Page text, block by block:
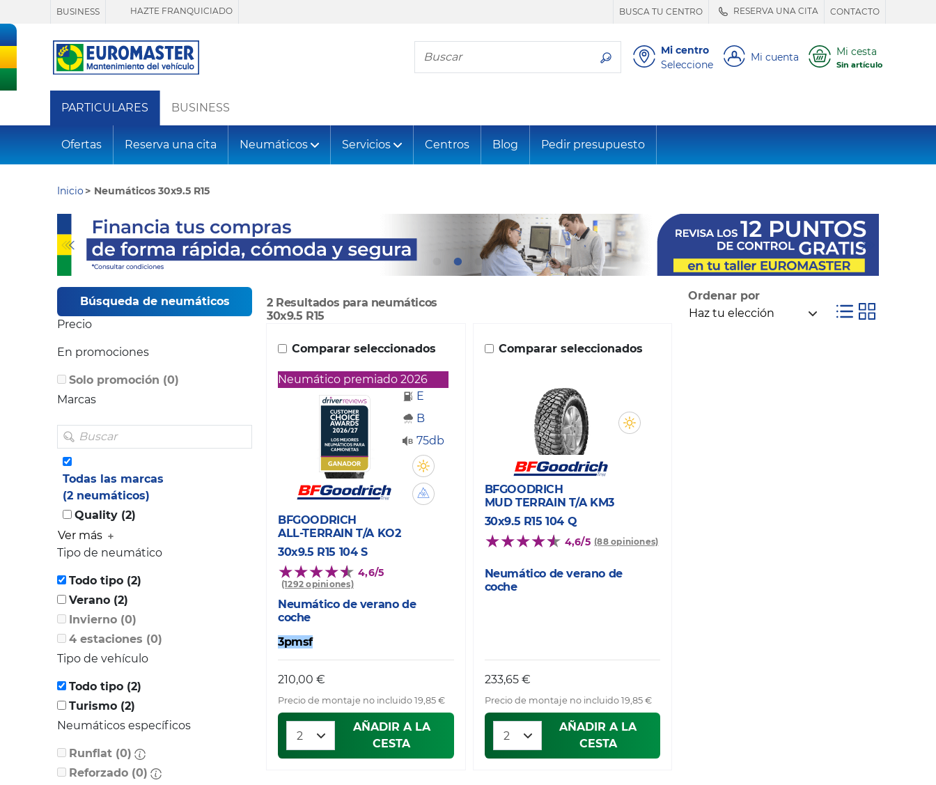
BUSINESS HAZTE FRANQUICIADO BUSCA TU CENTRO RESERVA UNA CITA CONTACTO
Busca tu neumático
Mi centro
Seleccione
Mi cuenta Mi cesta
Sin artículo
PARTICULARES BUSINESS
Ofertas Reserva una cita Neumáticos Servicios Centros Blog Pedir presupuesto
Inicio Neumáticos 30x9.5 R15
Búsqueda de neumáticos
Precio
En promociones
Solo promoción (0)
Marcas
Todas las marcas
(2 neumáticos)
Quality (2)
Ver más
Tipo de neumático
Todo tipo (2)
Verano (2)
Invierno (0)
4 estaciones (0)
Tipo de vehículo
Todo tipo (2)
Turismo (2)
Neumáticos específicos
Runflat (0)
Reforzado (0)
2 Resultados para neumáticos
30x9.5 R15
Ordenar por
Comparar seleccionados
Neumático premiado 2026
E
B
75db
BFGOODRICH
ALL-TERRAIN T/A KO2
30x9.5 R15 104 S
4,6/5
(1292 opiniones)
Neumático de verano de
coche
3pmsf
210,00 €
Precio de montaje no incluido 19,85 €
AÑADIR A LA
CESTA
Comparar seleccionados
BFGOODRICH
MUD TERRAIN T/A KM3
30x9.5 R15 104 Q
4,6/5 (88 opiniones)
Neumático de verano de
coche
233,65 €
Precio de montaje no incluido 19,85 €
AÑADIR A LA
CESTA